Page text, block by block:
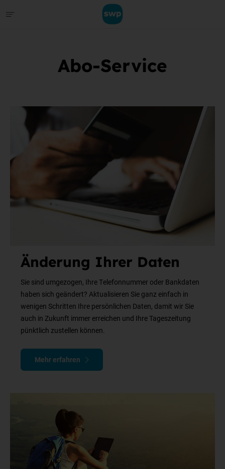
Abo-Service
Änderung Ihrer Daten
Sie sind umgezogen, Ihre Telefonnummer oder Bankdaten
haben sich geändert? Aktualisieren Sie ganz einfach in
wenigen Schritten Ihre persönlichen Daten, damit wir Sie
auch in Zukunft immer erreichen und Ihre Tageszeitung
pünktlich zustellen können.
Mehr erfahren